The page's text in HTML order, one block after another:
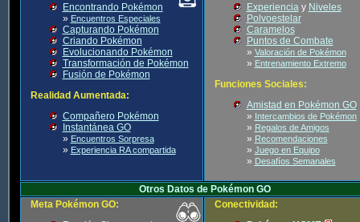
Encontrando Pokémon
» Encuentros Especiales
Capturando Pokémon
Criando Pokémon
Evolucionando Pokémon
Transformación de Pokémon
Fusión de Pokémon
Realidad Aumentada:
Compañero Pokémon
Instantánea GO
» Encuentros Sorpresa
» Experiencia RA compartida
Experienciay Niveles
Polvoestelar
Caramelos
Puntos de Combate
» Valoración de Pokémon
» Entrenamiento Extremo
Funciones Sociales:
Amistad en Pokémon GO
» Intercambios de Pokémon
» Regalos de Amigos
» Recomendaciones
» Juego en Equipo
» Desafíos Semanales
Otros Datos de Pokémon GO
Meta Pokémon GO:
Conectividad: